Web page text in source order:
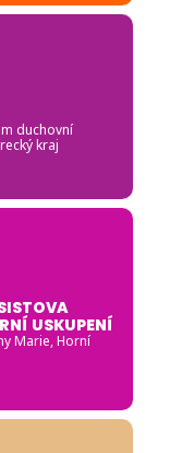
duchovní
kraj
USKUPENÍ
Marie, Horní